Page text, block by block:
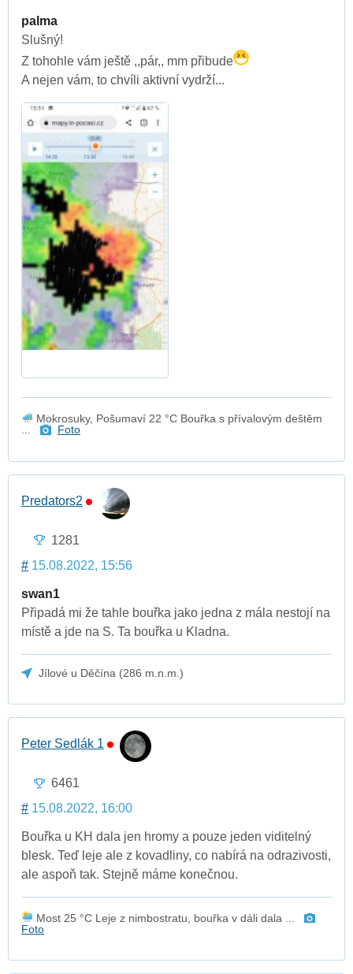
palma
Slušný!
Z tohohle vám ještě ,,pár,, mm přibude
A nejen vám, to chvíli aktivní vydrží...
Mokrosuky, Pošumaví 22 °C Bouřka s přívalovým deštěm
Foto
Predators2
1281
# 15.08.2022, 15:56
swan1
Připadá mi že tahle bouřka jako jedna z mála nestojí na
místě a jde na S. Ta bouřka u Kladna.
Jílové u Děčína (286 m.n.m.)
Peter Sedlák 1
6461
# 15.08.2022, 16:00
Bouřka u KH dala jen hromy a pouze jeden viditelný
blesk. Teď leje ale z kovadliny, co nabírá na odrazivosti,
ale aspoň tak. Stejně máme konečnou.
Most 25 °C Leje z nimbostratu, bouřka v dáli dala ...
Foto